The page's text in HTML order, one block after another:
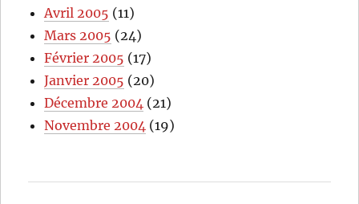
Avril 2005 (11)
Mars 2005 (24)
Février 2005 (17)
Janvier 2005 (20)
Décembre 2004 (21)
Novembre 2004 (19)